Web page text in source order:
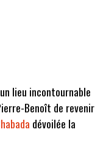
lieu incontournable
Benoît de revenir
dévoilée la